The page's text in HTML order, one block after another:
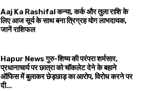
Aaj Ka Rashifal कन्या, कर्क और तुला राशि के
लिए आज सूर्य के साथ बना त्रिग्रह योग लाभदायक,
जानें राशिफल
Hapur News गुरु-शिष्य की परंपरा शर्मसार,
प्रधानाचार्य पर छात्रा को चॉकलेट देने के बहाने
ऑफिस में बुलाकर छेड़छाड़ का आरोप, विरोध करने पर
दी...